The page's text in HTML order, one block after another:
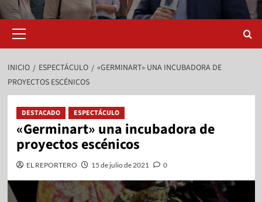
INICIO ESPECTÁCULO
«GERMINART» UNA INCUBADORA DE
PROYECTOS ESCÉNICOS
DESTACADO ESPECTÁCULO
«Germinart» una incubadora de
proyectos escénicos
EL REPORTERO 15 de julio de 2021 0